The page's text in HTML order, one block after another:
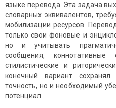
языке перевода. Эта задача
словарных эквивалентов,
мобилизации ресурсов.
только свои фоновые и
но и учитывать
сообщения,
стилистические и
конечный вариант
точность, но и необходимый
потенциал.